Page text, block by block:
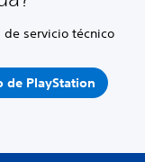
de servicio técnico
de PlayStation